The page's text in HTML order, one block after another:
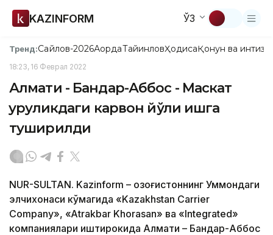
KAZINFORM ЎЗ
Тренд:Сайлов-2026АқордаТайинловҲодисаҚонун ва
18:23, 16 Феврал 2022
Алмати - Бандар-Аббос - Маскат
қуруқликдаги карвон йўли ишга
туширилди
NUR-SULTAN. Kazinform – Қозоғистоннинг Уммондаги
элчихонаси кўмагида «Kazakhstan Carrier
Company», «Atrakbar Khorasan» ва «Integrated»
компаниялари иштирокида Алмати – Бандар-Аббос